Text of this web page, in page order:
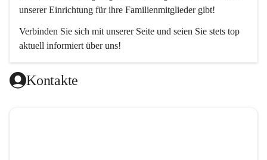
unserer Einrichtung für ihre Familienmitglieder gibt!
Verbinden Sie sich mit unserer Seite und seien Sie stets top
aktuell informiert über uns!
Kontakte